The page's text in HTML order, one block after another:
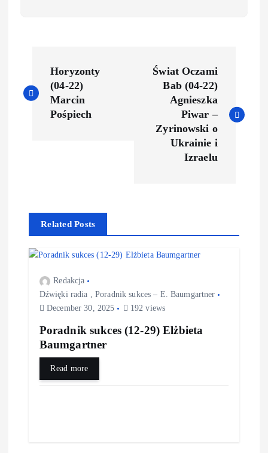
Horyzonty
(04-22)
Marcin
Pośpiech
Świat Oczami
Bab (04-22)
Agnieszka
Piwar –
Zyrinowski o
Ukrainie i
Izraelu
Related Posts
Redakcja
Dźwięki radia ,Poradnik sukces – E. Baumgartner
December 30, 2025
192 views
Poradnik sukces (12-29) Elżbieta
Baumgartner
Read more